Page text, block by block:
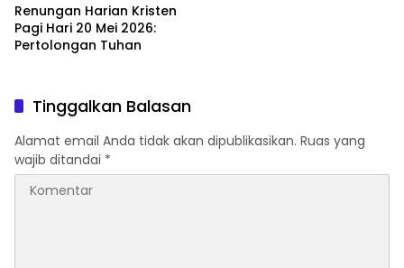
Renungan Harian Kristen
Pagi Hari 20 Mei 2026:
Pertolongan Tuhan
Tinggalkan Balasan
Alamat email Anda tidak akan dipublikasikan. Ruas yang
wajib ditandai *